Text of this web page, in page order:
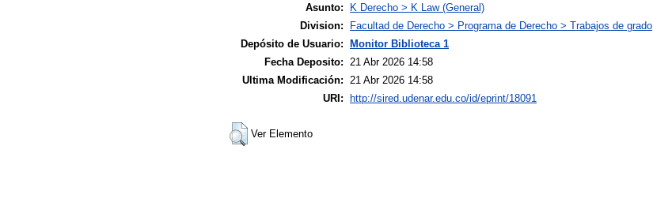
Asunto:
K Derecho > K Law (General)
Division:
Facultad de Derecho > Programa de Derecho > Trabajos de grado
Depósito de Usuario: Monitor Biblioteca 1
Fecha Deposito:
21 Abr 2026 14:58
Ultima Modificación:
21 Abr 2026 14:58
URI: http://sired.udenar.edu.co/id/eprint/18091
Ver Elemento